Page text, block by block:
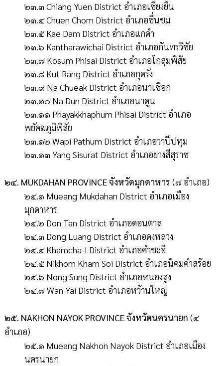
๒๓.๓ Chiang Yuen District อำเภอเชียงยืน
๒๓.๔ Chuen Chom District อำเภอชื่นชม
๒๓.๕ Kae Dam District อำเภอแกดำ
๒๓.๖ Kantharawichai District อำเภอกันทรวิชัย
๒๓.๗ Kosum Phisai District อำเภอโกสุมพิสัย
๒๓.๘ Kut Rang District อำเภอกุดรัง
๒๓.๙ Na Chueak District อำเภอนาเชือก
๒๓.๑๐ Na Dun District อำเภอนาดูน
๒๓.๑๑ Phayakkhaphum Phisai District อำเภอ
พยัคฆภูมิพิสัย
๒๓.๑๒ Wapi Pathum District อำเภอวาปีปทุม
๒๓.๑๓ Yang Sisurat District อำเภอยางสีสุราช
๒๔. MUKDAHAN PROVINCE จังหวัดมุกดาหาร (๗ อำเภอ)
๒๔.๑ Mueang Mukdahan District อำเภอเมือง
มุกดาหาร
๒๔.๒ Don Tan District อำเภอดอนตาล
๒๔.๓ Dong Luang District อำเภอดงหลวง
๒๔.๔ Khamcha-I District อำเภอคำชะอี
๒๔.๕ Nikhom Kham Soi District อำเภอนิคมคำสร้อย
๒๔.๖ Nong Sung District อำเภอหนองสูง
๒๔.๗ Wan Yai District อำเภอหว้านใหญ่
๒๕. NAKHON NAYOK PROVINCE จังหวัดนครนายก (๔
อำเภอ)
๒๕.๑ Mueang Nakhon Nayok District อำเภอเมือง
นครนายก